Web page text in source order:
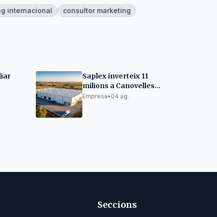
internacional consultor marketing
Saplex inverteix 11
milions a Canovelles
per créixer
Empresa• 04 ag.
Seccions